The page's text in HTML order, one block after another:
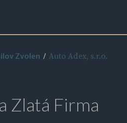
Zvolen Auto Adex, s.r.o.
Zlatá Firma